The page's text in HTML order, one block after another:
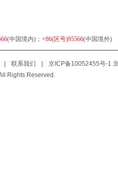
(中国境内)； +86(区号)95566(中国境外)
联系我们 京ICP备10052455号-1
Rights Reserved.